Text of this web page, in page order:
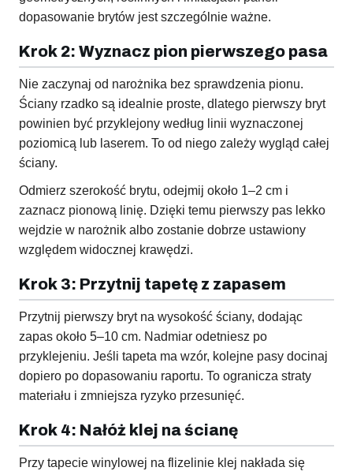
dopasowanie brytów jest szczególnie ważne.
Krok 2: Wyznacz pion pierwszego pasa
Nie zaczynaj od narożnika bez sprawdzenia pionu.
Ściany rzadko są idealnie proste, dlatego pierwszy bryt
powinien być przyklejony według linii wyznaczonej
poziomicą lub laserem. To od niego zależy wygląd całej
ściany.
Odmierz szerokość brytu, odejmij około 1–2 cm i
zaznacz pionową linię. Dzięki temu pierwszy pas lekko
wejdzie w narożnik albo zostanie dobrze ustawiony
względem widocznej krawędzi.
Krok 3: Przytnij tapetę z zapasem
Przytnij pierwszy bryt na wysokość ściany, dodając
zapas około 5–10 cm. Nadmiar odetniesz po
przyklejeniu. Jeśli tapeta ma wzór, kolejne pasy docinaj
dopiero po dopasowaniu raportu. To ogranicza straty
materiału i zmniejsza ryzyko przesunięć.
Krok 4: Nałóż klej na ścianę
Przy tapecie winylowej na flizelinie klej nakłada się